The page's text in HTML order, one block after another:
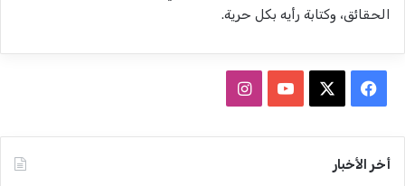
الحقائق، وكتابة رأيه بكل حرية.
س
أخر الأخبار